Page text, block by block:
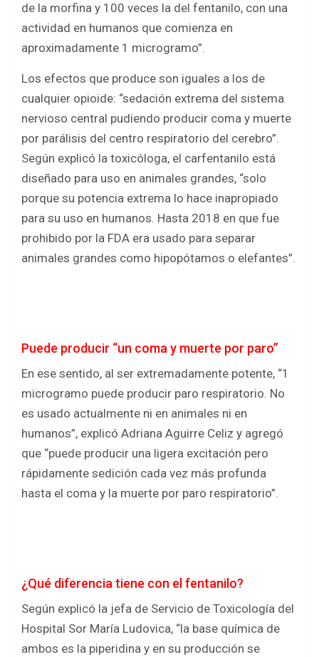
de la morfina y 100 veces la del fentanilo, con una
actividad en humanos que comienza en
aproximadamente 1 microgramo”.
Los efectos que produce son iguales a los de
cualquier opioide: “sedación extrema del sistema
nervioso central pudiendo producir coma y muerte
por parálisis del centro respiratorio del cerebro”.
Según explicó la toxicóloga, el carfentanilo está
diseñado para uso en animales grandes, “solo
porque su potencia extrema lo hace inapropiado
para su uso en humanos. Hasta 2018 en que fue
prohibido por la FDA era usado para separar
animales grandes como hipopótamos o elefantes”.
Puede producir “un coma y muerte por paro”
En ese sentido, al ser extremadamente potente, “1
microgramo puede producir paro respiratorio. No
es usado actualmente ni en animales ni en
humanos”, explicó Adriana Aguirre Celiz y agregó
que “puede producir una ligera excitación pero
rápidamente sedición cada vez más profunda
hasta el coma y la muerte por paro respiratorio”.
¿Qué diferencia tiene con el fentanilo?
Según explicó la jefa de Servicio de Toxicología del
Hospital Sor María Ludovica, “la base química de
ambos es la piperidina y en su producción se